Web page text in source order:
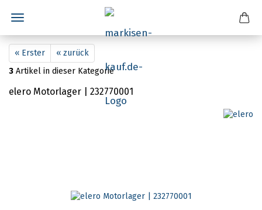
« Erster
« zurück
3 Artikel in dieser Kategorie
elero Motorlager | 232770001